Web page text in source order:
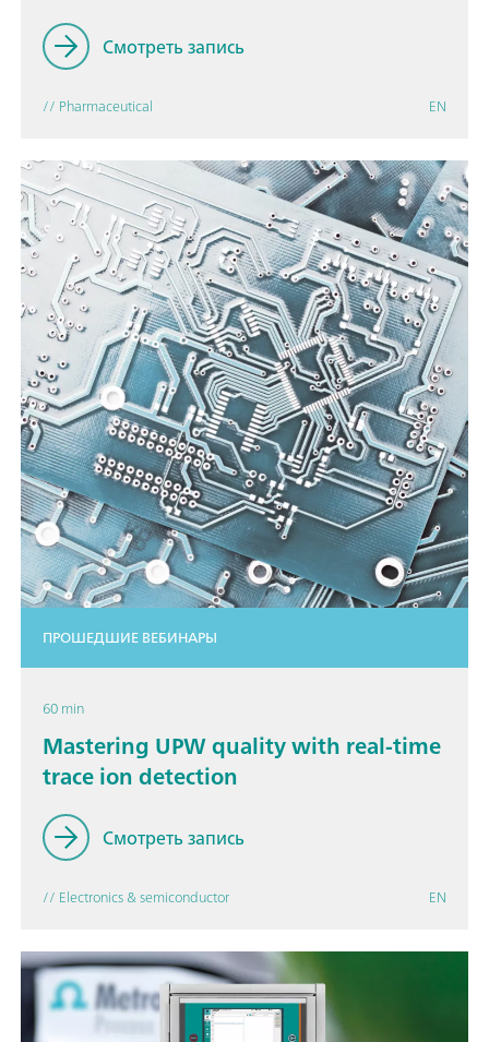
Смотреть запись
// Pharmaceutical EN
ПРОШЕДШИЕ ВЕБИНАРЫ
60 min
Mastering UPW quality with real-time
trace ion detection
Смотреть запись
// Electronics & semiconductor EN